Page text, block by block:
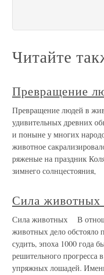
Читайте
Превращение
Превращение людей в
удивительных древних
и поныне у многих
животное
ряженые на праздник
зимнего солнцестояния,
Сила
Сила животных В
животных дело обстояло
судить, эпоха 1000 года
решительного прогресса
упряжных лошадей.